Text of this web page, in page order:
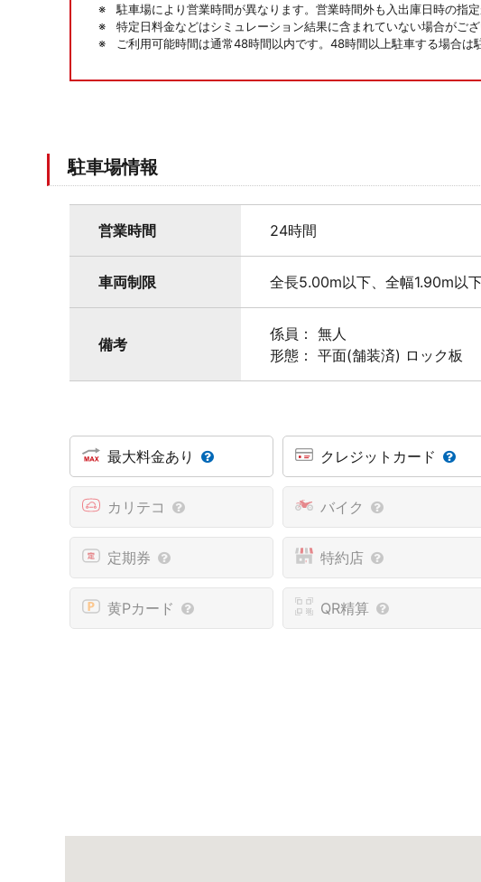
駐車場により営業時間が異なります。営業時間外も入出庫日時の指
特定日料金などはシミュレーション結果に含まれていない場合がござ
ご利用可能時間は通常48時間以内です。48時間以上駐車する場合は
駐車場情報
営業時間 24時間
車両制限 全長5.00m以下、全幅1.90m以
備考
係員： 無人
形態： 平面(舗装済) ロック板
最大料金あり クレジットカード
カリテコ バイク
定期券 特約店
黄Pカード QR精算